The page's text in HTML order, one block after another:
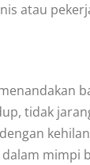
atau
tidak